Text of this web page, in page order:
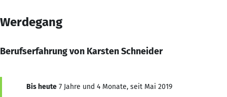
Werdegang
Berufserfahrung von Karsten Schneider
Bis heute 7 Jahre und 4 Monate, seit Mai 2019